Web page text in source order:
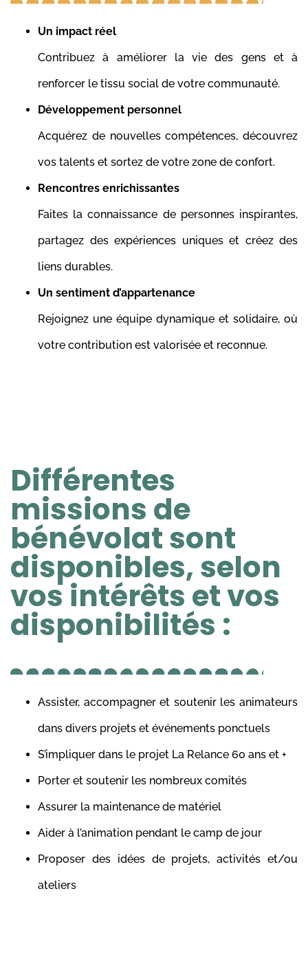
Un impact réel
Contribuez à améliorer la vie des gens et à
renforcer le tissu social de votre communauté.
Développement personnel
Acquérez de nouvelles compétences, découvrez
vos talents et sortez de votre zone de confort.
Rencontres enrichissantes
Faites la connaissance de personnes inspirantes,
partagez des expériences uniques et créez des
liens durables.
Un sentiment d’appartenance
Rejoignez une équipe dynamique et solidaire, où
votre contribution est valorisée et reconnue.
Différentes
missions de
bénévolat sont
disponibles, selon
vos intérêts et vos
disponibilités :
Assister, accompagner et soutenir les animateurs
dans divers projets et événements ponctuels
S’impliquer dans le projet La Relance 60 ans et +
Porter et soutenir les nombreux comités
Assurer la maintenance de matériel
Aider à l’animation pendant le camp de jour
Proposer des idées de projets, activités et/ou
ateliers